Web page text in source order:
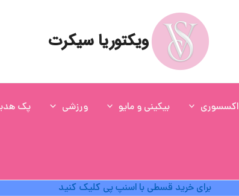
ویکتوریا سیکرت
اکسسوری بیکینی و مایو ورزشی پک
برای خرید قسطی با اسنپ پی کلیک کنید